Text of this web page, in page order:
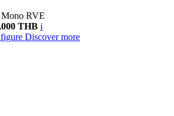
RVE
THB i
Discover more